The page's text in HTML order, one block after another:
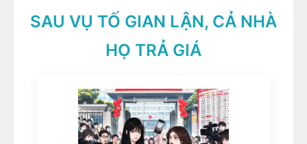
SAU VỤ TỐ GIAN LẬN, CẢ NHÀ
HỌ TRẢ GIÁ